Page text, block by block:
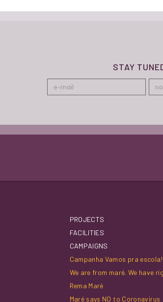
STAY
PROJECTS
FACILITIES
CAMPAIGNS
Campanha Vamos pra escola!
We are from maré. We have
Rema Maré
Maré says NO to Coronavirus